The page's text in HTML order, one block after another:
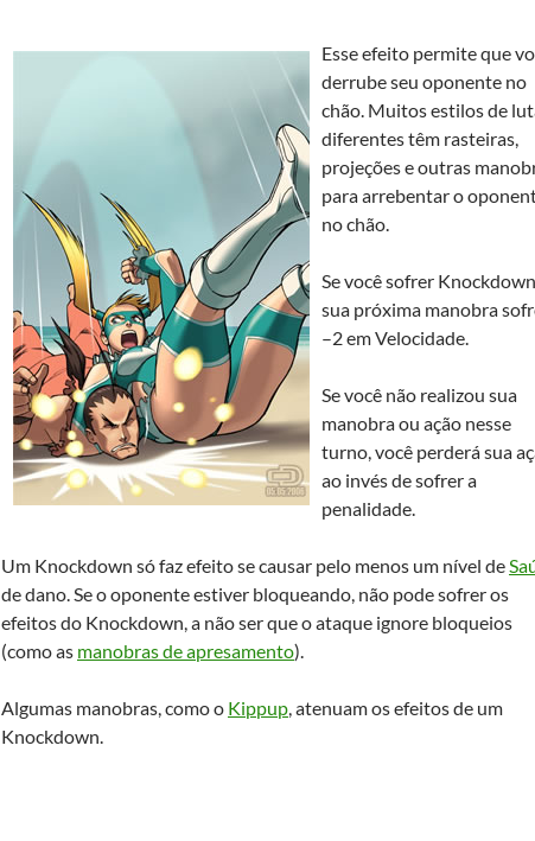
Esse efeito permite que
derrube seu oponente no
chão. Muitos estilos de
diferentes têm rasteiras,
projeções e outras
para arrebentar o
no chão.
Se você sofrer
sua próxima manobra
–2 em Velocidade.
Se você não realizou sua
manobra ou ação nesse
turno, você perderá sua
ao invés de sofrer a
penalidade.
Um Knockdown só faz efeito se causar pelo menos um nível de
de dano. Se o oponente estiver bloqueando, não pode sofrer os
efeitos do Knockdown, a não ser que o ataque ignore bloqueios
(como as manobras de apresamento).
Algumas manobras, como o Kippup, atenuam os efeitos de um
Knockdown.